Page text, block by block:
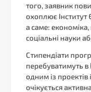
того, заявник
охоплює Інститут
а саме: економіка,
соціальні науки
Стипендіати
перебуватимуть в
одним із проектів
очікується